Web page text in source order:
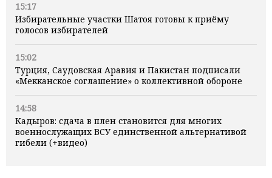
15:17
Избирательные участки Шатоя готовы к приёму
голосов избирателей
15:02
Турция, Саудовская Аравия и Пакистан подписали
«Мекканское соглашение» о коллективной обороне
14:58
Кадыров: сдача в плен становится для многих
военнослужащих ВСУ единственной альтернативой
гибели (+видео)